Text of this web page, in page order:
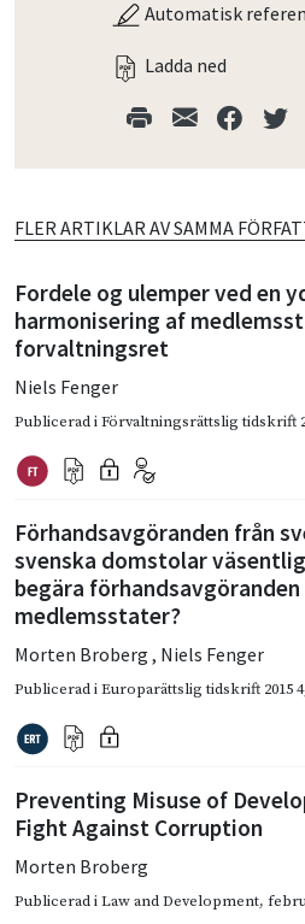
Automatisk
Ladda ned
FLER ARTIKLAR AV SAMMA
Fordele og ulemper ved en
harmonisering af
forvaltningsret
Niels Fenger
Publicerad iFörvaltningsrättslig tidskrift
Förhandsavgöranden från
svenska domstolar
begära
medlemsstater?
Morten Broberg , Niels Fenger
Publicerad iEuroparättslig tidskrift 2015 4
Preventing Misuse of
Fight Against Corruption
Morten Broberg
Publicerad iLaw and Development,